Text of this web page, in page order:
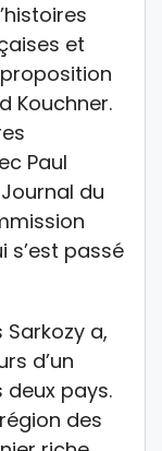
et
Kouchner.
Paul
du
s’est passé
a,
d’un
pays.
des